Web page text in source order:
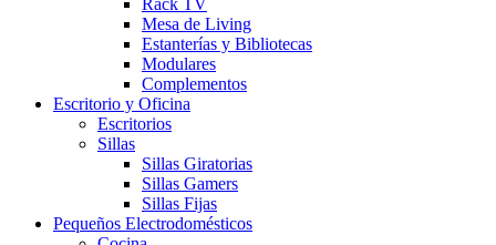
Rack TV
Mesa de Living
Estanterías y Bibliotecas
Modulares
Complementos
Escritorio y Oficina
Escritorios
Sillas
Sillas Giratorias
Sillas Gamers
Sillas Fijas
Pequeños Electrodomésticos